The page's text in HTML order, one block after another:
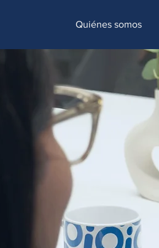
Quiénes somos